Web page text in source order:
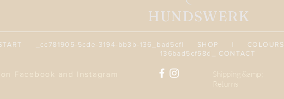
HUNDSWERK
_cc781905-5cde-3194-bb3b-136_bad5cf| SHOP | COLOURS
136bad5cf58d_ CONTACT
Facebook and Instagram
Shipping &amp;
Returns